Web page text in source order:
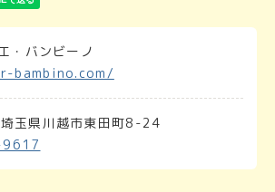
・バンビーノ
県川越市東田町8-24